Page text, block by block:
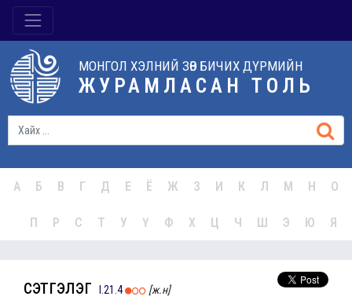
МОНГОЛ ХЭЛНИЙ ЗӨВ БИЧИХ ДҮРМИЙН
ЖУРАМЛАСАН ТОЛЬ
А Б В Г Д Е Ё Ж З И К Л М Н О
П Р С Т У Ү Ф Х Ц Ч Ш Э Ю Я
сэтгэлэг I.21.4 [ж.н]